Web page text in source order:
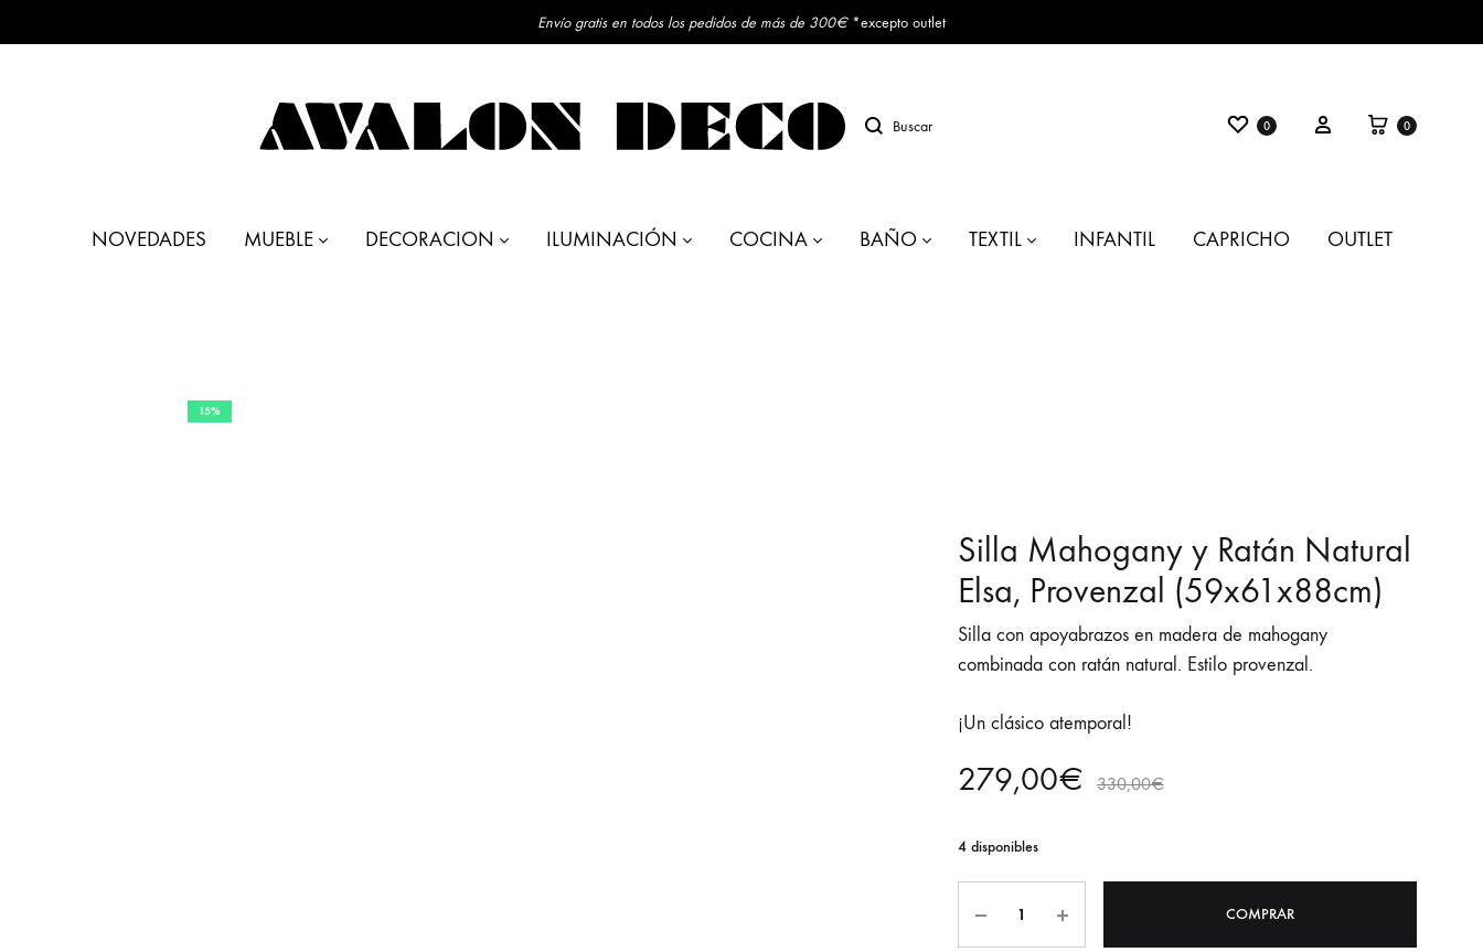
Envío gratis en todos los pedidos de más de 300€*excepto outlet
Decoración
Buscar Favoritos
0 Entrar Carrito
0
NOVEDADES MUEBLE DECORACION ILUMINACIÓN COCINA BAÑO TEXTIL INFANTIL CAPRICHO OUTLET
15%
Silla Mahogany y Ratán Natural
Elsa, Provenzal (59x61x88cm)
Silla con apoyabrazos en madera de mahogany
combinada con ratán natural. Estilo provenzal.
¡Un clásico atemporal!
279,00€ 330,00€
4 disponibles
COMPRAR